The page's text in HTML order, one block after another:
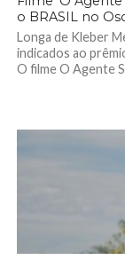
o BRASIL no
Longa de Kleber
indicados ao
O filme O Agente